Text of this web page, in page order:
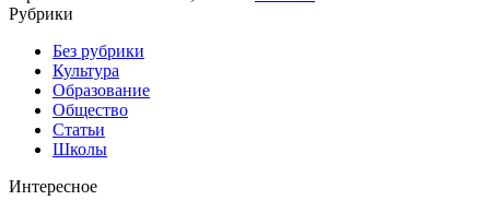
Рубрики
Без рубрики
Культура
Образование
Общество
Статьи
Школы
Интересное